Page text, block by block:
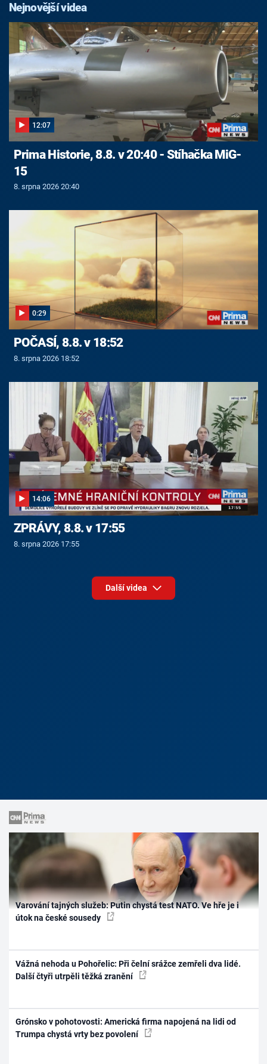
Nejnovější videa
12:07
Prima Historie, 8.8. v 20:40 - Stíhačka MiG-
15
8. srpna 2026 20:40
0:29
POČASÍ, 8.8. v 18:52
8. srpna 2026 18:52
14:06
ZPRÁVY, 8.8. v 17:55
8. srpna 2026 17:55
Další videa
Varování tajných služeb: Putin chystá test NATO. Ve hře je i
útok na české sousedy
Vážná nehoda u Pohořelic: Při čelní srážce zemřeli dva lidé.
Další čtyři utrpěli těžká zranění
Grónsko v pohotovosti: Americká firma napojená na lidi od
Trumpa chystá vrty bez povolení